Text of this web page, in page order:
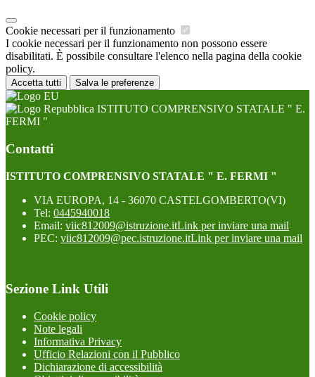
Cookie necessari per il funzionamento
I cookie necessari per il funzionamento non possono essere
disabilitati. È possibile consultare l'elenco nella pagina della cookie
policy.
Accetta tutti Salva le preferenze
ISTITUTO COMPRENSIVO STATALE " E.
FERMI "
Contatti
ISTITUTO COMPRENSIVO STATALE " E. FERMI "
VIA EUROPA, 14 - 36070 CASTELGOMBERTO(VI)
Tel: 0445940018
Email: viic812009@istruzione.itLink per inviare una mail
PEC: viic812009@pec.istruzione.itLink per inviare una mail
Sezione Link Utili
Cookie policy
Note legali
Informativa Privacy
Ufficio Relazioni con il Pubblico
Dichiarazione di accessibilità